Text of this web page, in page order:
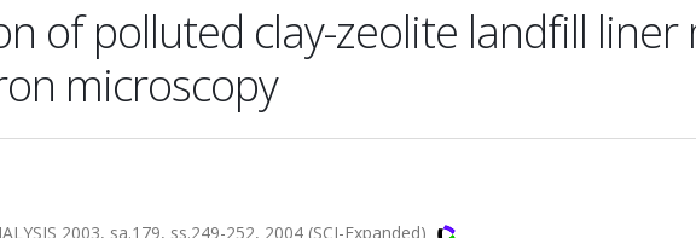
of polluted clay-zeolite landfill
microscopy
2003, sa.179, ss.249-252, 2004 (SCI-Expanded)